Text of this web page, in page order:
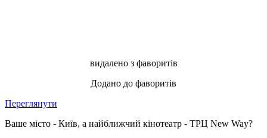
видалено з фаворитів
Додано до фаворитів
Переглянути
Ваше місто - Київ, а найближчий кінотеатр - ТРЦ New Way?